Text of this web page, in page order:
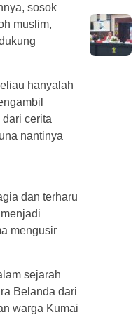
sosok
muslim,
hanyalah
cerita
nantinya
dan terharu
mengusir
sejarah
Belanda dari
warga Kumai